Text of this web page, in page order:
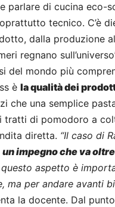
parlare di cucina eco-
tecnico. C’è
dalla produzione
regnano
del mondo più
è la qualità dei
che una semplice
tratti di pomodoro a
diretta. “Il caso di
un impegno che va
aspetto è
ma per andare avanti
la docente. Dal